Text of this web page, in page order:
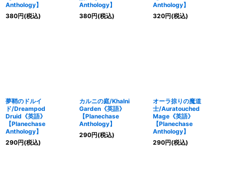
Anthology】
380円(税込)
Anthology】
380円(税込)
Anthology】
320円(税込)
夢鞘のドルイ
ド/Dreampod
Druid《英語》
【Planechase
Anthology】
290円(税込)
カルニの庭/Khalni
Garden《英語》
【Planechase
Anthology】
290円(税込)
オーラ掠りの魔道
士/Auratouched
Mage《英語》
【Planechase
Anthology】
290円(税込)